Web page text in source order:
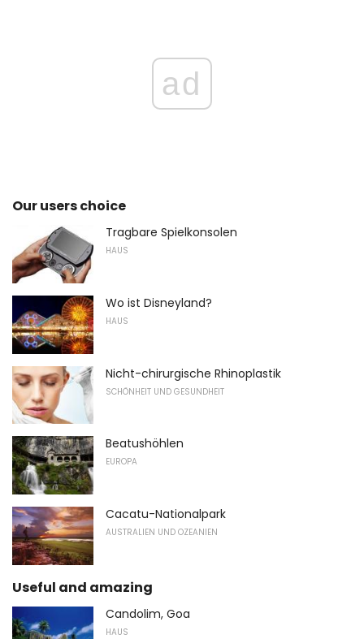
ad
Our users choice
Tragbare Spielkonsolen
HAUS
Wo ist Disneyland?
HAUS
Nicht-chirurgische Rhinoplastik
SCHÖNHEIT UND GESUNDHEIT
Beatushöhlen
EUROPA
Cacatu-Nationalpark
AUSTRALIEN UND OZEANIEN
Useful and amazing
Candolim, Goa
HAUS